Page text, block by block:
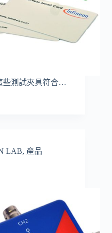
些測試夾具符合…
LAB, 產品